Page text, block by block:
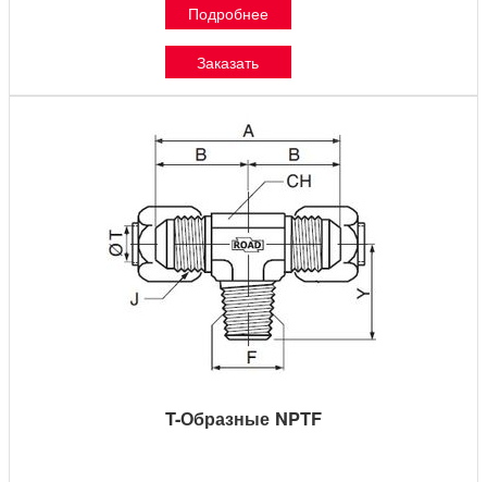
Подробнее
Заказать
T-Образные NPTF